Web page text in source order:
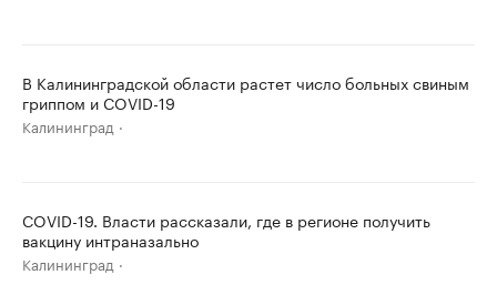
В Калининградской области растет число больных свиным
гриппом и COVID-19
Калининград
COVID-19. Власти рассказали, где в регионе получить
вакцину интраназально
Калининград